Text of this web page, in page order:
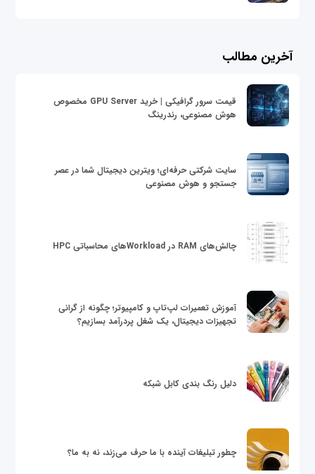
آخرین مطالب
قیمت سرور گرافیکی | خرید GPU Server مخصوص
هوش مصنوعی، رندرینگ
سایت شرکتی حرفه‌ای؛ ویترین دیجیتال شما در عصر
جستجو و هوش مصنوعی
چالش‌های RAM در Workloadهای محاسباتی HPC
آموزش تعمیرات لپ‌تاپ و کامپیوتر؛ چگونه از گرانی
تجهیزات دیجیتال، یک شغل پردرآمد بسازیم؟
دلیل رنگ بندی کابل شبکه
چطور تبلیغات آینده با ما حرف می‌زند، نه به ما؟